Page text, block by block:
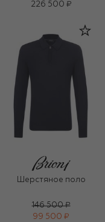
226 500 ₽
Шерстяное поло
146 500 ₽
99 500 ₽